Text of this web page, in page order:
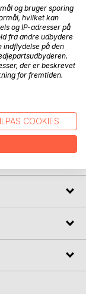
håbet tændes
og bruger sporing
hvilket kan
og IP-adresser på
fra andre udbydere
indflydelse på den
der er beskrevet
for fremtiden.
COOKIES